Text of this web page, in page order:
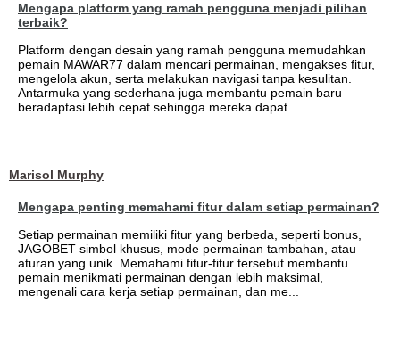
Mengapa platform yang ramah pengguna menjadi pilihan
terbaik?
Platform dengan desain yang ramah pengguna memudahkan
pemain MAWAR77 dalam mencari permainan, mengakses fitur,
mengelola akun, serta melakukan navigasi tanpa kesulitan.
Antarmuka yang sederhana juga membantu pemain baru
beradaptasi lebih cepat sehingga mereka dapat...
Marisol Murphy
Mengapa penting memahami fitur dalam setiap permainan?
Setiap permainan memiliki fitur yang berbeda, seperti bonus,
JAGOBET simbol khusus, mode permainan tambahan, atau
aturan yang unik. Memahami fitur-fitur tersebut membantu
pemain menikmati permainan dengan lebih maksimal,
mengenali cara kerja setiap permainan, dan me...